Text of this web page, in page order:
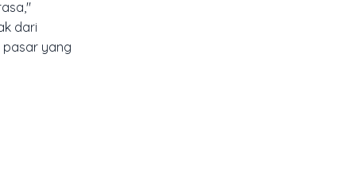
dari
pasar yang